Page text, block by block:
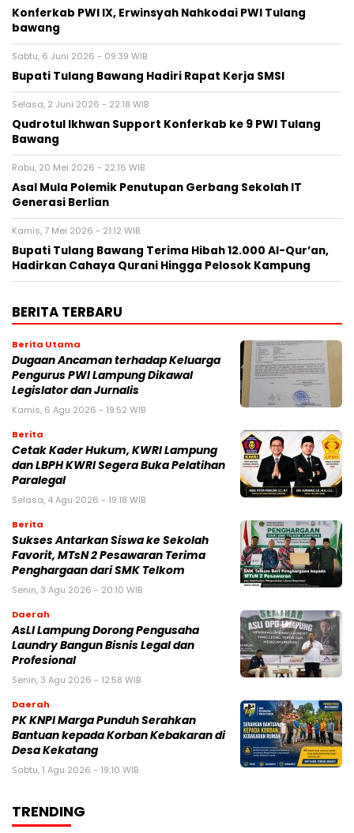
Konferkab PWI IX, Erwinsyah Nahkodai PWI Tulang
bawang ‎
Sabtu, 6 Juni 2026 - 09:39 WIB
Bupati Tulang Bawang Hadiri Rapat Kerja SMSI ‎
Selasa, 2 Juni 2026 - 22:18 WIB
Qudrotul Ikhwan Support Konferkab ke 9 PWI Tulang
Bawang ‎
Rabu, 20 Mei 2026 - 22:16 WIB
Asal Mula Polemik Penutupan Gerbang Sekolah IT
Generasi Berlian ‎
Kamis, 7 Mei 2026 - 21:12 WIB
Bupati Tulang Bawang Terima Hibah 12.000 Al-Qur’an,
Hadirkan Cahaya Qurani Hingga Pelosok Kampung ‎
BERITA TERBARU
Berita Utama
Dugaan Ancaman terhadap Keluarga
Pengurus PWI Lampung Dikawal
Legislator dan Jurnalis
Kamis, 6 Agu 2026 - 19:52 WIB
Berita
Cetak Kader Hukum, KWRI Lampung
dan LBPH KWRI Segera Buka Pelatihan
Paralegal
Selasa, 4 Agu 2026 - 19:18 WIB
Berita
Sukses Antarkan Siswa ke Sekolah
Favorit, MTsN 2 Pesawaran Terima
Penghargaan dari SMK Telkom
Senin, 3 Agu 2026 - 20:10 WIB
Daerah
AsLI Lampung Dorong Pengusaha
Laundry Bangun Bisnis Legal dan
Profesional
Senin, 3 Agu 2026 - 12:58 WIB
Daerah
PK KNPI Marga Punduh Serahkan
Bantuan kepada Korban Kebakaran di
Desa Kekatang
Sabtu, 1 Agu 2026 - 19:10 WIB
TRENDING